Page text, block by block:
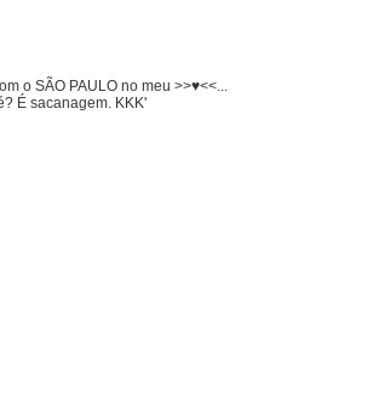
o SÃO PAULO no meu >>♥<<...
É sacanagem. KKK'